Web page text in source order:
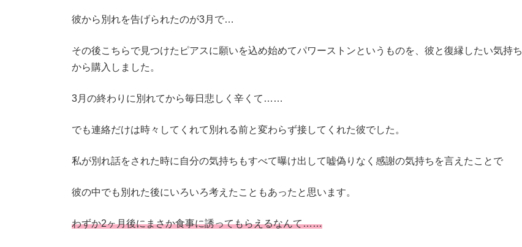
彼から別れを告げられたのが3月で…
その後こちらで見つけたピアスに願いを込め始めてパワーストンというものを、彼と復縁したい気持ち
から購入しました。
3月の終わりに別れてから毎日悲しく辛くて……
でも連絡だけは時々してくれて別れる前と変わらず接してくれた彼でした。
私が別れ話をされた時に自分の気持ちもすべて曝け出して嘘偽りなく感謝の気持ちを言えたことで
彼の中でも別れた後にいろいろ考えたこともあったと思います。
わずか2ヶ月後にまさか食事に誘ってもらえるなんて……